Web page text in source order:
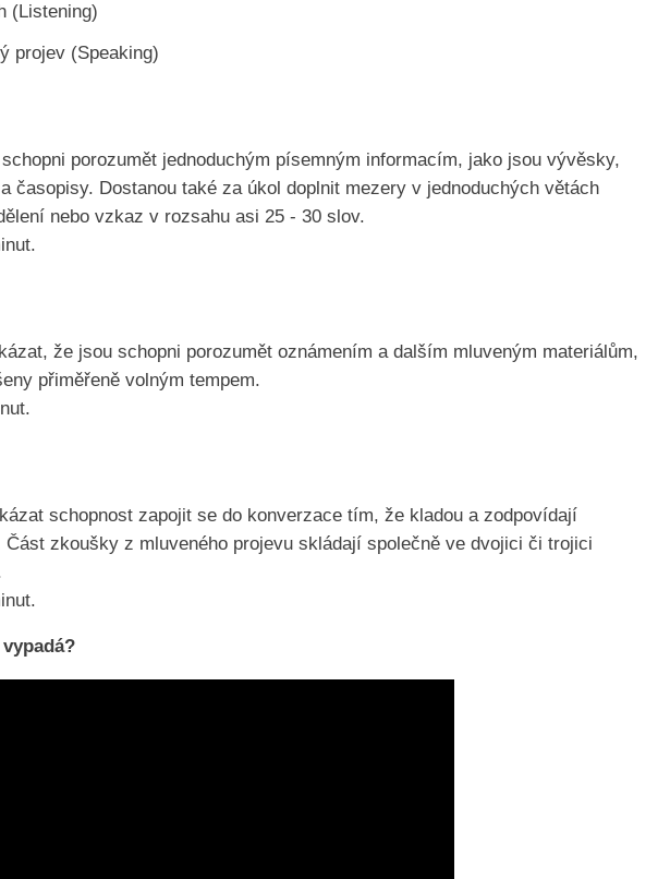
(Listening)
projev (Speaking)
porozumět jednoduchým písemným informacím, jako jsou vývěsky,
časopisy. Dostanou také za úkol doplnit mezery v jednoduchých větách
nebo vzkaz v rozsahu asi 25 - 30 slov.
že jsou schopni porozumět oznámením a dalším mluveným materiálům,
přiměřeně volným tempem.
schopnost zapojit se do konverzace tím, že kladou a zodpovídají
Část zkoušky z mluveného projevu skládají společně ve dvojici či trojici